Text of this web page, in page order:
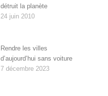
détruit la planète
24 juin 2010
Rendre les villes
d’aujourd’hui sans voiture
7 décembre 2023